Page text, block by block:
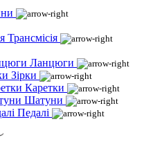
Трансмісія
Ланцюги
Зірки
Каретки
Шатуни
Педалі